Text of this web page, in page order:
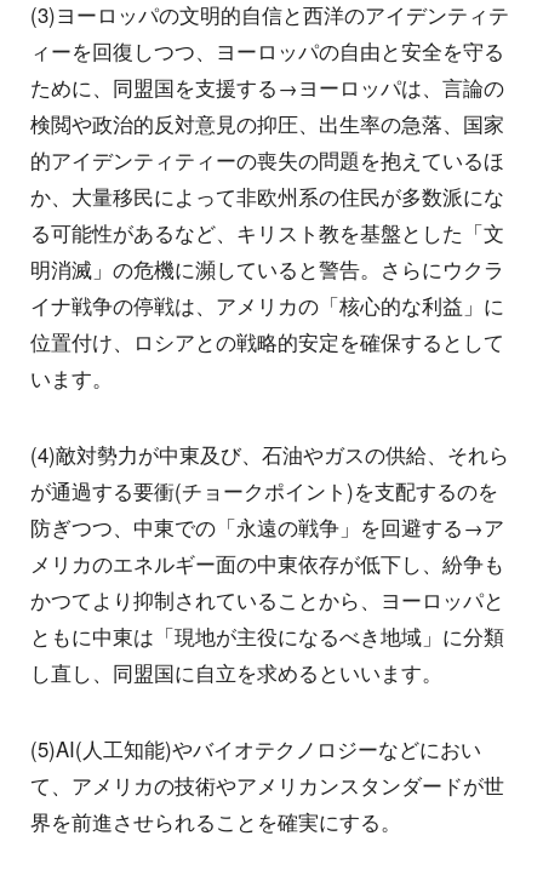
(3)ヨーロッパの文明的自信と西洋のアイデンティテ
ィーを回復しつつ、ヨーロッパの自由と安全を守る
ために、同盟国を支援する→ヨーロッパは、言論の
検閲や政治的反対意見の抑圧、出生率の急落、国家
的アイデンティティーの喪失の問題を抱えているほ
か、大量移民によって非欧州系の住民が多数派にな
る可能性があるなど、キリスト教を基盤とした「文
明消滅」の危機に瀕していると警告。さらにウクラ
イナ戦争の停戦は、アメリカの「核心的な利益」に
位置付け、ロシアとの戦略的安定を確保するとして
います。
(4)敵対勢力が中東及び、石油やガスの供給、それら
が通過する要衝(チョークポイント)を支配するのを
防ぎつつ、中東での「永遠の戦争」を回避する→ア
メリカのエネルギー面の中東依存が低下し、紛争も
かつてより抑制されていることから、ヨーロッパと
ともに中東は「現地が主役になるべき地域」に分類
し直し、同盟国に自立を求めるといいます。
(5)AI(人工知能)やバイオテクノロジーなどにおい
て、アメリカの技術やアメリカンスタンダードが世
界を前進させられることを確実にする。